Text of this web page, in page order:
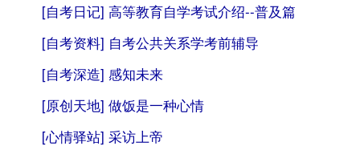
[自考日记] 高等教育自学考试介绍--普及篇
[自考资料] 自考公共关系学考前辅导
[自考深造] 感知未来
[原创天地] 做饭是一种心情
[心情驿站] 采访上帝